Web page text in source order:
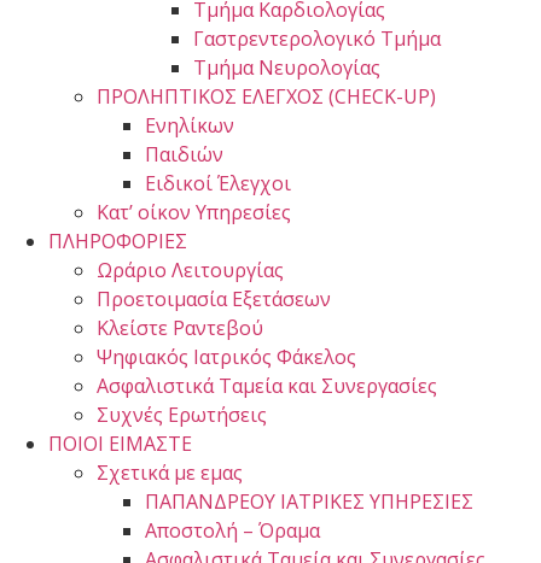
Τμήμα Καρδιολογίας
Γαστρεντερολογικό Τμήμα
Τμήμα Νευρολογίας
ΠΡΟΛΗΠΤΙΚΟΣ ΕΛΕΓΧΟΣ (CHECK-UP)
Ενηλίκων
Παιδιών
Ειδικοί Έλεγχοι
Κατ’ οίκον Υπηρεσίες
ΠΛΗΡΟΦΟΡΙΕΣ
Ωράριο Λειτουργίας
Προετοιμασία Εξετάσεων
Κλείστε Ραντεβού
Ψηφιακός Ιατρικός Φάκελος
Ασφαλιστικά Ταμεία και Συνεργασίες
Συχνές Ερωτήσεις
ΠΟΙΟΙ ΕΙΜΑΣΤΕ
Σχετικά με εμας
ΠΑΠΑΝΔΡΕΟΥ ΙΑΤΡΙΚΕΣ ΥΠΗΡΕΣΙΕΣ
Αποστολή – Όραμα